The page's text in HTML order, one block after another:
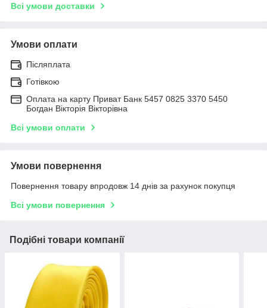
Всі умови доставки
Умови оплати
Післяплата
Готівкою
Оплата на карту Приват Банк 5457 0825 3370 5450
Богдан Вікторія Вікторівна
Всі умови оплати
Умови повернення
Повернення товару впродовж 14 днів за рахунок покупця
Всі умови повернення
Подібні товари компанії